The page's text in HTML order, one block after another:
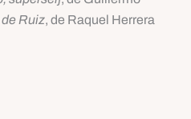
Ruiz, de Raquel Herrera